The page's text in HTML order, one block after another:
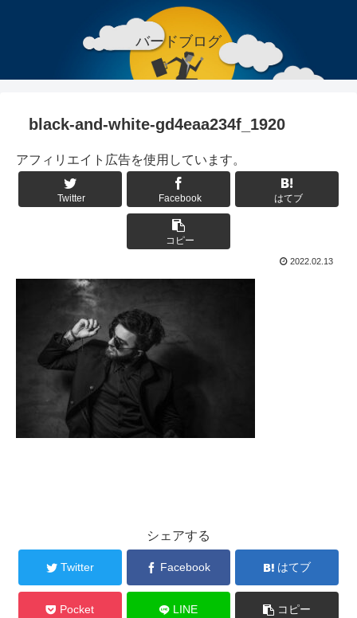
バードブログ
black-and-white-gd4eaa234f_1920
アフィリエイト広告を使用しています。
Twitter Facebook はてブ
コピー
2022.02.13
シェアする
Twitter Facebook はてブ
Pocket LINE コピー